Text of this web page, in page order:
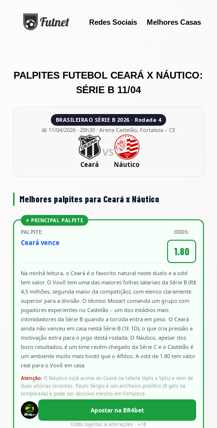
o
Redes Sociais Melhores Casas
PALPITES FUTEBOL CEARÁ X NÁUTICO:
SÉRIE B 11/04
BRASILEIRAO SÉRIE B 2026 · Rodada 4
📅 11/04/2026 · 20h30 · Arena Castelão, Fortaleza – CE
Ceará
VS
Náutico
Melhores palpites para Ceará x Náutico
⭐ PRINCIPAL PALPITE
PALPITE:
Ceará vence
ODDS:
1.80
Na minhá leitura, o Ceará é o favorito natural neste duelo e a odd
tem valor. O Vovô tem uma das maiores folhas salariais da Série B (R$
4,5 milhões, segunda maior da competição), com elenco claramente
superior para a divisão. O técnico Mozart comanda um grupo com
jogadores experientes no Castelão – um dos estádios mais
intimidadores da Série B quando a torcida entra em peso. O Ceará
ainda não venceu em casa nestá Série B (1E 1D), o que cria pressão e
motivação extra para o jogo destá rodada. O Náutico, apesar dos
bons resultados, é um time recém-chegado da Série C e o Castelão é
um ambiente muito mais hostil que o Aflitos. A odd de 1.80 tem valor
real para o Vovô em casa.
Atenção:O Náutico está acima do Ceará na tabela (6pts x 5pts) e vem de
duas vitórias recentes. Paulo Sérgio é um artilheiro prolífico (8 gols na
temporada) e pode ser decisivo mesmo em Fortaleza.
Apostar na BR4bet
Odds sujeitas a alterações · +18